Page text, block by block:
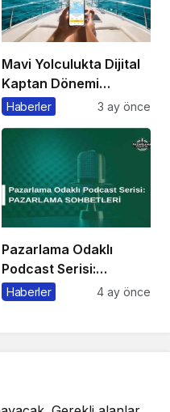
Mavi Yolculukta Dijital
Kaptan Dönemi
Başlıyor
Haberler 3 ay önce
Pazarlama Odaklı
Podcast Serisi:
Pazarlama Sohbetleri
Haberler 4 ay önce